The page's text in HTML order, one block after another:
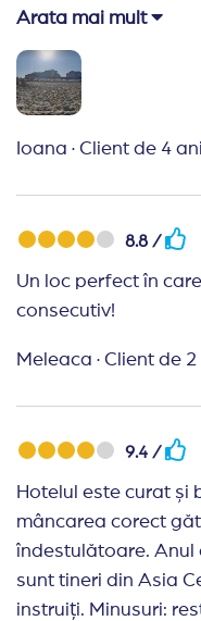
umbrele si
clientii pt ca v-ati
sezlongurile de
lumea plateste sa
Arata mai mult
Ioana · Client de 4
8.8 /
Un loc perfect în
consecutiv!
Meleaca · Client de 2
9.4 /
Hotelul este curat și
mâncarea corect
îndestulătoare. Anul
sunt tineri din Asia
instruiți. Minusuri: